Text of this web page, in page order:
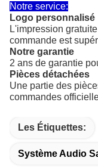
Notre service:
Logo personnalisé
L'impression
commande est
Notre garantie
2 ans de garantie
Pièces détachées
Une partie des
commandes
Les Étiquettes:
Système Audio